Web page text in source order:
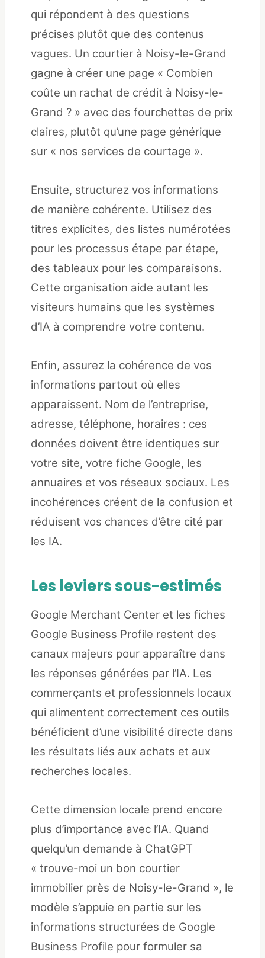
qui répondent à des questions
précises plutôt que des contenus
vagues. Un courtier à Noisy-le-Grand
gagne à créer une page « Combien
coûte un rachat de crédit à Noisy-le-
Grand ? » avec des fourchettes de prix
claires, plutôt qu’une page générique
sur « nos services de courtage ».
Ensuite, structurez vos informations
de manière cohérente. Utilisez des
titres explicites, des listes numérotées
pour les processus étape par étape,
des tableaux pour les comparaisons.
Cette organisation aide autant les
visiteurs humains que les systèmes
d’IA à comprendre votre contenu.
Enfin, assurez la cohérence de vos
informations partout où elles
apparaissent. Nom de l’entreprise,
adresse, téléphone, horaires : ces
données doivent être identiques sur
votre site, votre fiche Google, les
annuaires et vos réseaux sociaux. Les
incohérences créent de la confusion et
réduisent vos chances d’être cité par
les IA.
Les leviers sous-estimés
Google Merchant Center et les fiches
Google Business Profile restent des
canaux majeurs pour apparaître dans
les réponses générées par l’IA. Les
commerçants et professionnels locaux
qui alimentent correctement ces outils
bénéficient d’une visibilité directe dans
les résultats liés aux achats et aux
recherches locales.
Cette dimension locale prend encore
plus d’importance avec l’IA. Quand
quelqu’un demande à ChatGPT
« trouve-moi un bon courtier
immobilier près de Noisy-le-Grand », le
modèle s’appuie en partie sur les
informations structurées de Google
Business Profile pour formuler sa